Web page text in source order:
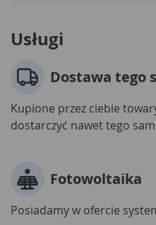
Usługi
Dostawa tego
Kupione przez ciebie
dostarczyć nawet tego
Fotowoltaika
Posiadamy w ofercie